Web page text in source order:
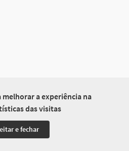
a experiência na
das visitas
e fechar